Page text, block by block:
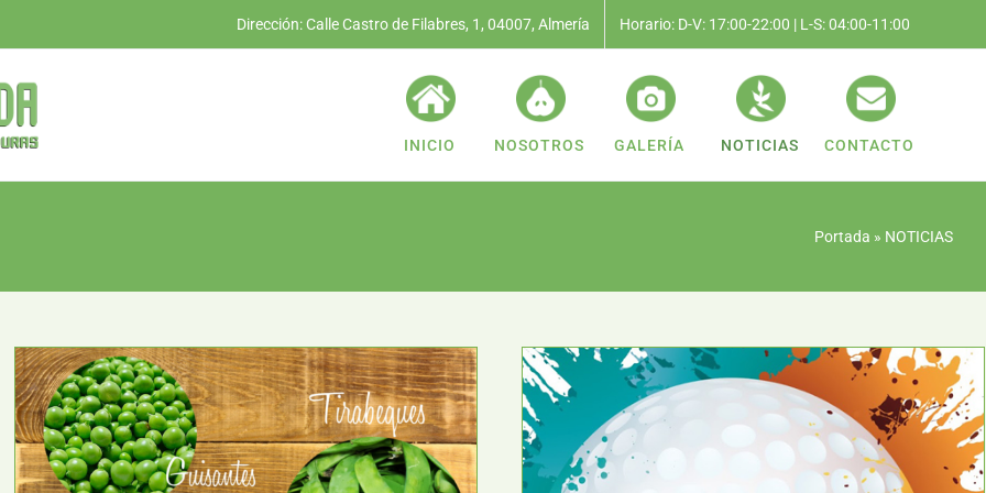
Dirección: Calle Castro de Filabres, 1, 04007, Almería Horario: D-V: 17:00-22:00 | L-S: 04:00-11:00
INICIO NOSOTROS GALERÍA NOTICIAS CONTACTO
Portada » NOTICIAS